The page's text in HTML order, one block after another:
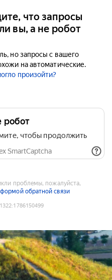
что запросы
вы, а не робот
но запросы с вашего
на автоматические.
произойти?
робот
чтобы продолжить
SmartCaptcha
проблемы, пожалуйста,
формой обратной связи
:1786150499